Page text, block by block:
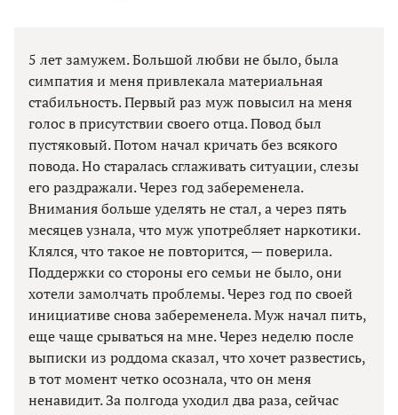
5 лет замужем. Большой любви не было, была
симпатия и меня привлекала материальная
стабильность. Первый раз муж повысил на меня
голос в присутствии своего отца. Повод был
пустяковый. Потом начал кричать без всякого
повода. Но старалась сглаживать ситуации, слезы
его раздражали. Через год забеременела.
Внимания больше уделять не стал, а через пять
месяцев узнала, что муж употребляет наркотики.
Клялся, что такое не повторится, — поверила.
Поддержки со стороны его семьи не было, они
хотели замолчать проблемы. Через год по своей
инициативе снова забеременела. Муж начал пить,
еще чаще срываться на мне. Через неделю после
выписки из роддома сказал, что хочет развестись,
в тот момент четко осознала, что он меня
ненавидит. За полгода уходил два раза, сейчас